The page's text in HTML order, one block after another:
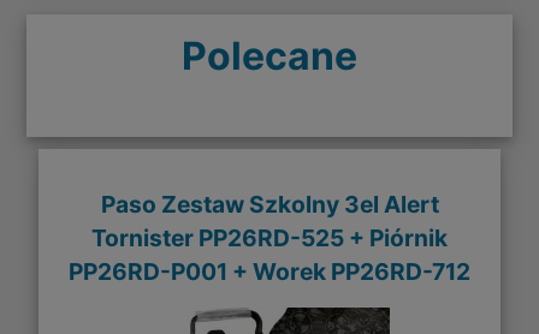
Polecane
Paso Zestaw Szkolny 3el Alert
Tornister PP26RD-525 + Piórnik
PP26RD-P001 + Worek PP26RD-712